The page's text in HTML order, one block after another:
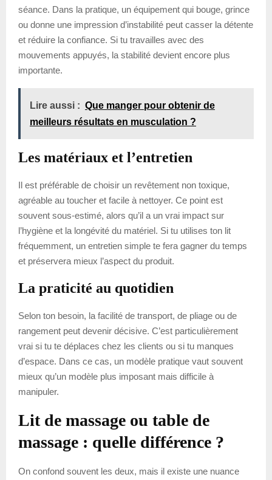
séance. Dans la pratique, un équipement qui bouge, grince
ou donne une impression d’instabilité peut casser la détente
et réduire la confiance. Si tu travailles avec des
mouvements appuyés, la stabilité devient encore plus
importante.
Lire aussi : Que manger pour obtenir de
meilleurs résultats en musculation ?
Les matériaux et l’entretien
Il est préférable de choisir un revêtement non toxique,
agréable au toucher et facile à nettoyer. Ce point est
souvent sous-estimé, alors qu’il a un vrai impact sur
l’hygiène et la longévité du matériel. Si tu utilises ton lit
fréquemment, un entretien simple te fera gagner du temps
et préservera mieux l’aspect du produit.
La praticité au quotidien
Selon ton besoin, la facilité de transport, de pliage ou de
rangement peut devenir décisive. C’est particulièrement
vrai si tu te déplaces chez les clients ou si tu manques
d’espace. Dans ce cas, un modèle pratique vaut souvent
mieux qu’un modèle plus imposant mais difficile à
manipuler.
Lit de massage ou table de
massage : quelle différence ?
On confond souvent les deux, mais il existe une nuance